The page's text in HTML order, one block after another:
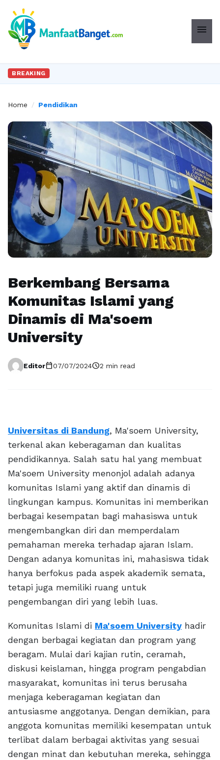
menu
BREAKING
Home / Pendidikan
Berkembang Bersama
Komunitas Islami yang
Dinamis di Ma'soem
University
Editorcalendar_today07/07/2024schedule2 min read
Universitas di Bandung, Ma'soem University,
terkenal akan keberagaman dan kualitas
pendidikannya. Salah satu hal yang membuat
Ma'soem University menonjol adalah adanya
komunitas Islami yang aktif dan dinamis di
lingkungan kampus. Komunitas ini memberikan
berbagai kesempatan bagi mahasiswa untuk
mengembangkan diri dan memperdalam
pemahaman mereka terhadap ajaran Islam.
Dengan adanya komunitas ini, mahasiswa tidak
hanya berfokus pada aspek akademik semata,
tetapi juga memiliki ruang untuk
pengembangan diri yang lebih luas.
Komunitas Islami di Ma'soem University hadir
dengan berbagai kegiatan dan program yang
beragam. Mulai dari kajian rutin, ceramah,
diskusi keislaman, hingga program pengabdian
masyarakat, komunitas ini terus berusaha
menjaga keberagaman kegiatan dan
antusiasme anggotanya. Dengan demikian, para
anggota komunitas memiliki kesempatan untuk
terlibat dalam berbagai aktivitas yang sesuai
dengan minat dan kebutuhan mereka, sehingga